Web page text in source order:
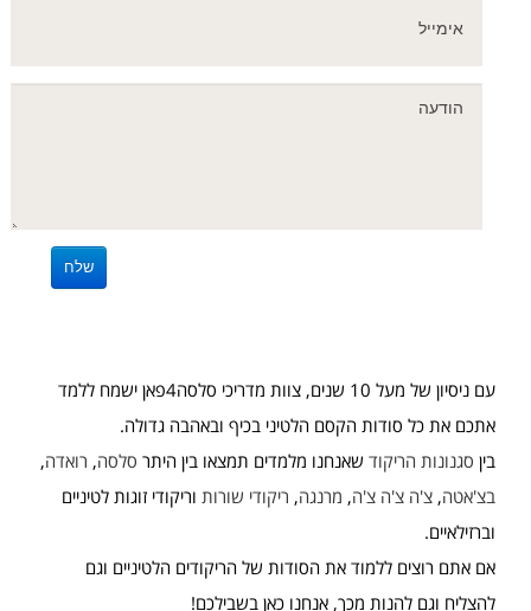
עם ניסיון של מעל 10 שנים, צוות מדריכי סלסה4פאן ישמח ללמד
אתכם את כל סודות הקסם הלטיני בכיף ובאהבה גדולה.
בין סגנונות הריקודשאנחנו מלמדים תמצאו בין היתר סלסה, רואדה,
בצ'אטה, צ'ה צ'ה צ'ה, מרנגה, ריקודי שורותוריקודי זוגות לטיניים
וברזילאיים.
אם אתם רוצים ללמוד את הסודות של הריקודים הלטיניים וגם
להצליח וגם להנות מכך, אנחנו כאן בשבילכם!